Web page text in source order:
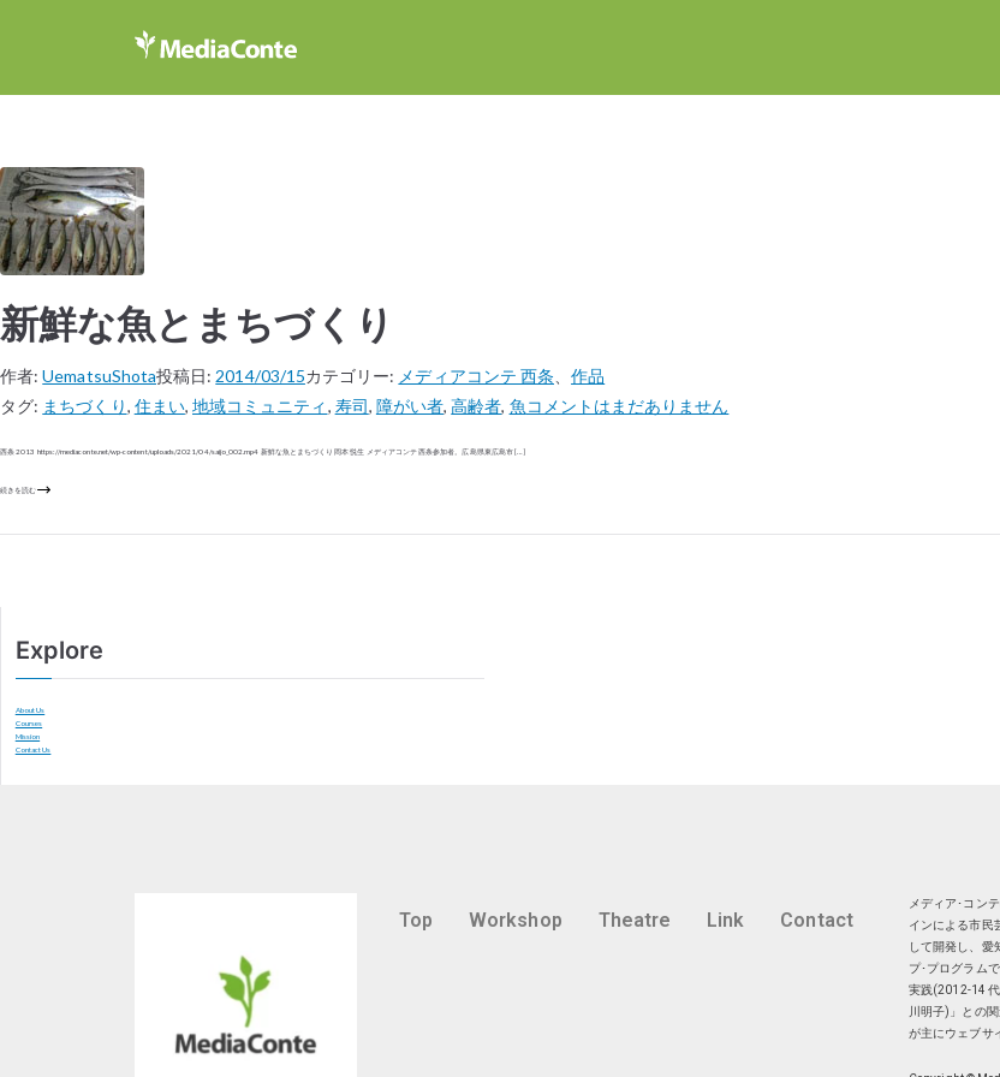
新鮮な魚とまちづくり
作者:UematsuShota投稿日: 2014/03/15カテゴリー: メディアコンテ 西条 、作品
タグ: まちづくり, 住まい, 地域コミュニティ , 寿司, 障がい者,高齢者, 魚 コメントはまだありません
西条 2013 https://mediaconte.net/wp-content/uploads/2021/04/saijo_002.mp4 新鮮な魚とまちづくり 岡本 悦生 メディアコンテ 西条参加者。広島県東広島市 […]
続きを読む
Explore
About Us
Courses
Mission
Contact Us
Top Workshop Theatre Link Contact
メディア･コン
インによる市民
して開発し、愛
プ･プログラム
実践(2012-14
川明子)」との
が主にウェブサ